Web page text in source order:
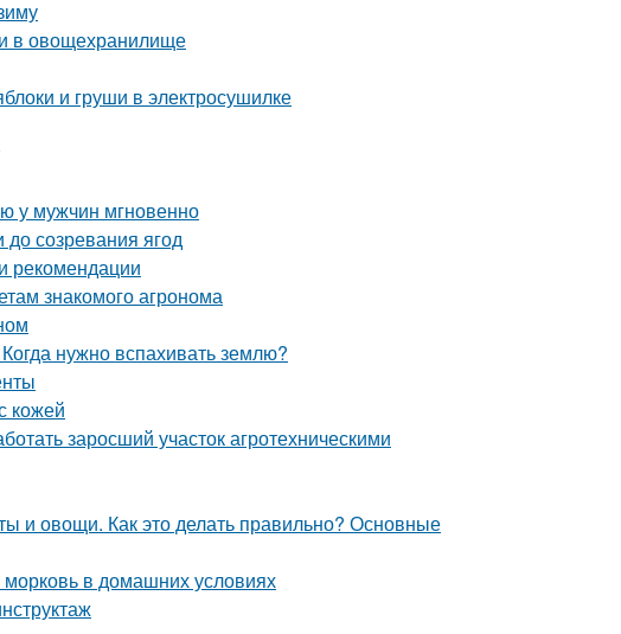
в овощехранилище
и груши в электросушилке
у мужчин мгновенно
до созревания ягод
рекомендации
знакомого агронома
нужно вспахивать землю?
кожей
заросший участок агротехническими
и овощи. Как это делать правильно? Основные
в домашних условиях